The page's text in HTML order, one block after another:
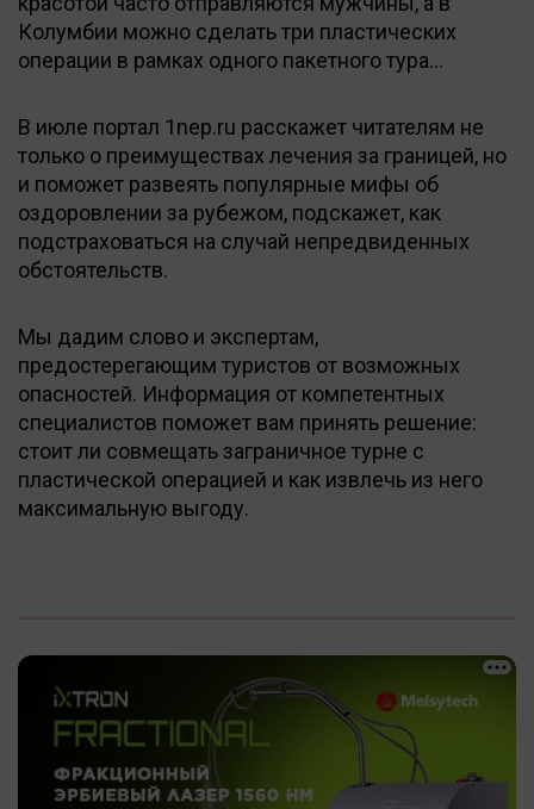
Колумбии можно сделать три пластических
операции в рамках одного пакетного тура...
В июле портал 1nep.ru расскажет читателям не
только о преимуществах лечения за границей, но
и поможет развеять популярные мифы об
оздоровлении за рубежом, подскажет, как
подстраховаться на случай непредвиденных
обстоятельств.
Мы дадим слово и экспертам,
предостерегающим туристов от возможных
опасностей. Информация от компетентных
специалистов поможет вам принять решение:
стоит ли совмещать заграничное турне с
пластической операцией и как извлечь из него
максимальную выгоду.